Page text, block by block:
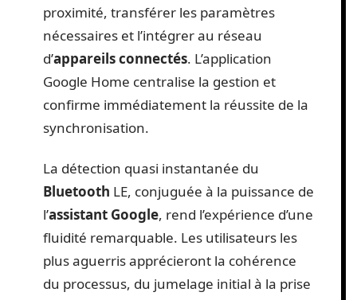
proximité, transférer les paramètres
nécessaires et l’intégrer au réseau
d’appareils connectés. L’application
Google Home centralise la gestion et
confirme immédiatement la réussite de la
synchronisation.
La détection quasi instantanée du
Bluetooth LE, conjuguée à la puissance de
l’assistant Google, rend l’expérience d’une
fluidité remarquable. Les utilisateurs les
plus aguerris apprécieront la cohérence
du processus, du jumelage initial à la prise